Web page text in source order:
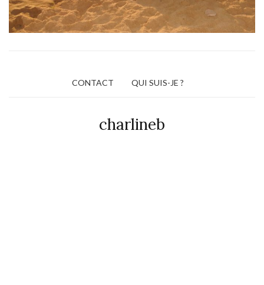
CONTACT QUI SUIS-JE ?
charlineb